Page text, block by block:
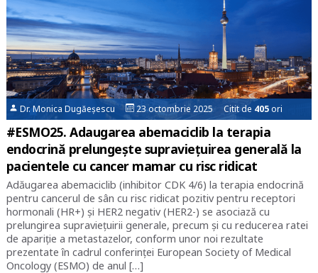
Dr. Monica Dugăeșescu 23 octombrie 2025 Citit de 405ori
#ESMO25. Adaugarea abemaciclib la terapia
endocrină prelungește supraviețuirea generală la
pacientele cu cancer mamar cu risc ridicat
Adăugarea abemaciclib (inhibitor CDK 4/6) la terapia endocrină
pentru cancerul de sân cu risc ridicat pozitiv pentru receptori
hormonali (HR+) și HER2 negativ (HER2-) se asociază cu
prelungirea supraviețuirii generale, precum și cu reducerea ratei
de apariție a metastazelor, conform unor noi rezultate
prezentate în cadrul conferinței European Society of Medical
Oncology (ESMO) de anul […]